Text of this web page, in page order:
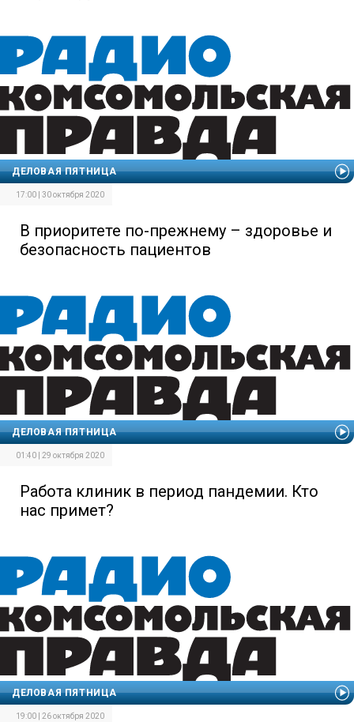
ДЕЛОВАЯ ПЯТНИЦА
17:00 | 30 октября 2020
В приоритете по-прежнему – здоровье и
безопасность пациентов
ДЕЛОВАЯ ПЯТНИЦА
01:40 | 29 октября 2020
Работа клиник в период пандемии. Кто
нас примет?
ДЕЛОВАЯ ПЯТНИЦА
19:00 | 26 октября 2020